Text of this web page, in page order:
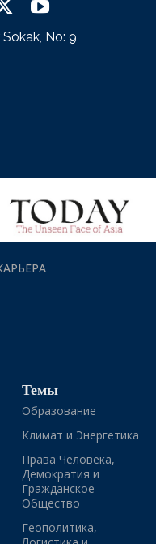
No: 9,
Темы
Образование
Климат и Энергетика
Права Человека,
Демократия и
Гражданское
Общество
Геополитика,